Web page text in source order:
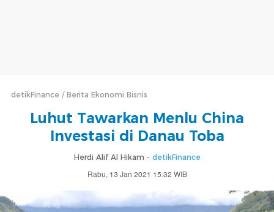
detikFinance Berita Ekonomi Bisnis
Luhut Tawarkan Menlu China
Investasi di Danau Toba
Herdi Alif Al Hikam - detikFinance
Rabu, 13 Jan 2021 15:32 WIB